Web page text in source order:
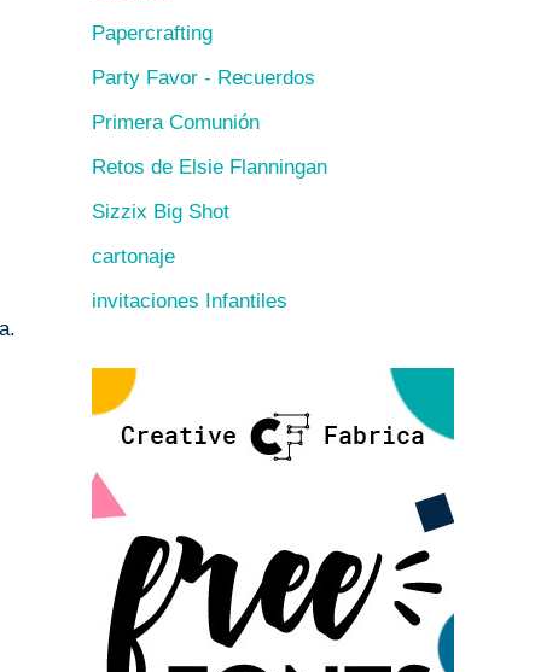
Papercrafting
Party Favor - Recuerdos
Primera Comunión
Retos de Elsie Flanningan
Sizzix Big Shot
cartonaje
invitaciones Infantiles